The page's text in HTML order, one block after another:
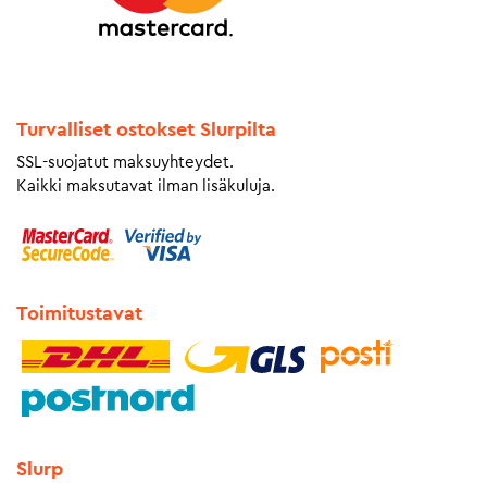
Turvalliset ostokset Slurpilta
SSL-suojatut maksuyhteydet.
Kaikki maksutavat ilman lisäkuluja.
Toimitustavat
Slurp